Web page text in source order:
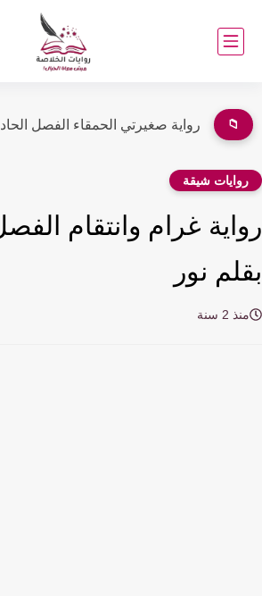
📁 رواية صغيرتي الحمقاء الفصل العاشر 10 بقلم لولو الصياد
شيقة
نور
2 سنة